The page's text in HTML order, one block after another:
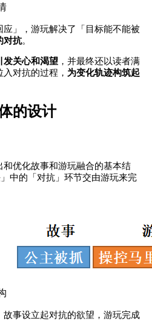
」，游玩解决了「目标能不能被
对抗。
发关心和渴望 ，并最终还以读者满
对抗的过程， 为变化轨迹构筑起
的设计
优化故事和游玩融合的基本结
中的「对抗」环节交由游玩来完
事设立起对抗的欲望，游玩完成